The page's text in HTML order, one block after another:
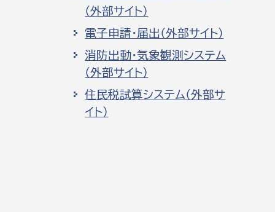
（外部サイト）
電子申請・届出（外部サイト）
消防出動・気象観測システム
（外部サイト）
住民税試算システム（外部サ
イト）